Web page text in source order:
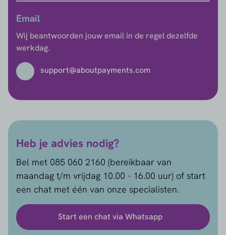
Email
Wij beantwoorden jouw email in de regel dezelfde
werkdag.
support@aboutpayments.com
Heb je advies nodig?
Bel met 085 060 2160 (bereikbaar van
maandag t/m vrijdag 10.00 - 16.00 uur) of start
een chat met één van onze specialisten.
Start een chat via Whatsapp